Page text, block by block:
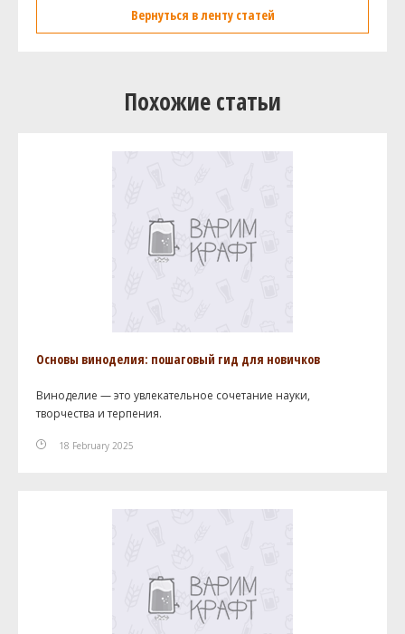
Вернуться в ленту статей
Похожие статьи
Основы виноделия: пошаговый гид для новичков
Виноделие — это увлекательное сочетание науки,
творчества и терпения.
18 February 2025